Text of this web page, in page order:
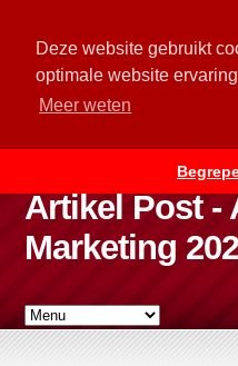
Deze website gebruikt
optimale website
Meer weten
Artikel Post -
Marketing